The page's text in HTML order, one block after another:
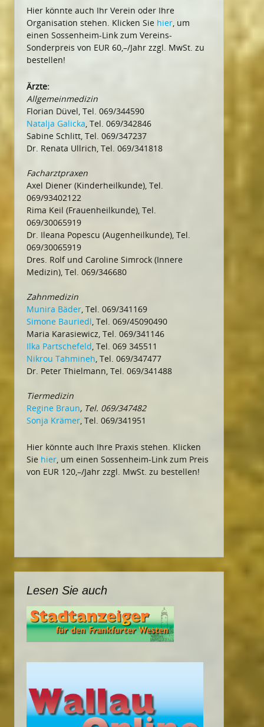
Hier könnte auch Ihr Verein oder Ihre
Organisation stehen. Klicken Sie hier, um
einen Sossenheim-Link zum Vereins-
Sonderpreis von EUR 60,–/Jahr zzgl. MwSt. zu
bestellen!
Ärzte:
Allgemeinmedizin
Florian Düvel, Tel. 069/344590
Natalja Galicka, Tel. 069/342846
Sabine Schlitt, Tel. 069/347237
Dr. Renata Ullrich, Tel. 069/341818
Facharztpraxen
Axel Diener (Kinderheilkunde), Tel.
069/93402122
Rima Keil (Frauenheilkunde), Tel.
069/30065919
Dr. Ileana Popescu (Augenheilkunde), Tel.
069/30065919
Dres. Rolf und Caroline Simrock (Innere
Medizin), Tel. 069/346680
Zahnmedizin
Munira Bäder, Tel. 069/341169
Simone Bauriedl, Tel. 069/45090490
Maria Karasiewicz, Tel. 069/341146
Ilka Partschefeld, Tel. 069 345511
Nikrou Tahmineh, Tel. 069/347477
Dr. Peter Thielmann, Tel. 069/341488
Tiermedizin
Regine Braun, Tel. 069/347482
Sonja Krämer, Tel. 069/341951
Hier könnte auch Ihre Praxis stehen. Klicken
Sie hier, um einen Sossenheim-Link zum Preis
von EUR 120,–/Jahr zzgl. MwSt. zu bestellen!
Lesen Sie auch